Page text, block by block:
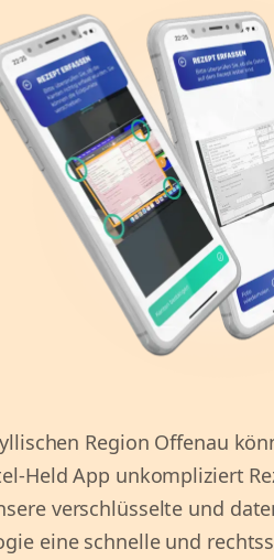
Region Offenau
Held App unkompliziert
verschlüsselte und
eine schnelle und